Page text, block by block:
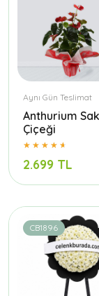
Aynı Gün Teslimat
Anthurium
Çiçeği
2.699 TL
CB1896